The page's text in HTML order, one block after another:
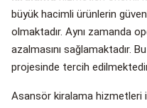
büyük hacimli ürünlerin
olmaktadır. Aynı zamanda
azalmasını sağlamaktadır.
projesinde tercih
Asansör kiralama hizmetleri